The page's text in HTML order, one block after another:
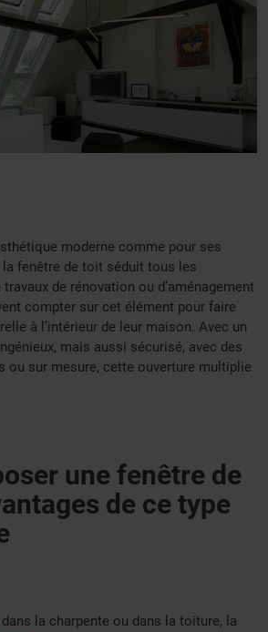
moderne comme pour ses
la fenêtre de toit séduit tous les
de rénovation ou d’aménagement
compter sur cet élément pour faire
à l’intérieur de leur maison. Avec un
mais aussi sécurisé, avec des
ou sur mesure, cette ouverture multiplie
une fenêtre de
de ce type
la charpente ou dans la toiture, la